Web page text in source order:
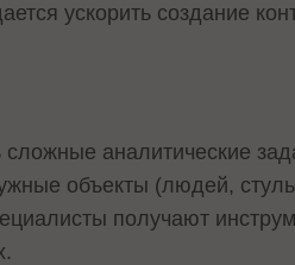
ускорить создание
аналитические
объекты (людей,
получают